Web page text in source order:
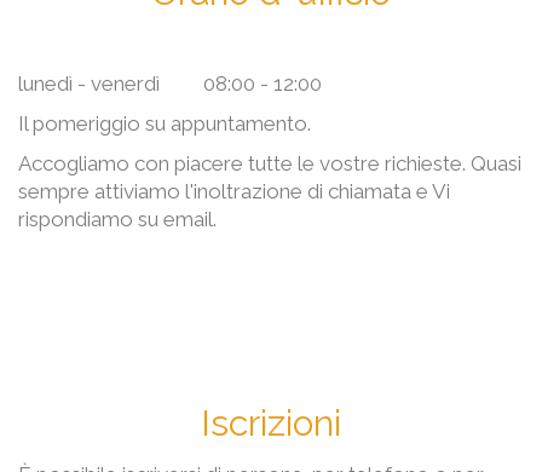
lunedì - venerdì 08:00 - 12:00
Il pomeriggio su appuntamento.
Accogliamo con piacere tutte le vostre richieste. Quasi
sempre attiviamo l'inoltrazione di chiamata e Vi
rispondiamo su email.
Iscrizioni